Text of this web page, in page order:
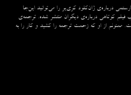
درباره‌ی ژان‌کلود کری‌یر را می‌توانید این‌جا
فیلم کوتاهی درباره‌ی دیگران منتشر شده. ترجمه‌ی
ممنونم از او که زحمت ترجمه را کشید و کار را به